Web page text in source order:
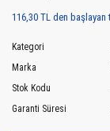
116,30 TL den
Kategori
Marka
Stok Kodu
Garanti Süresi